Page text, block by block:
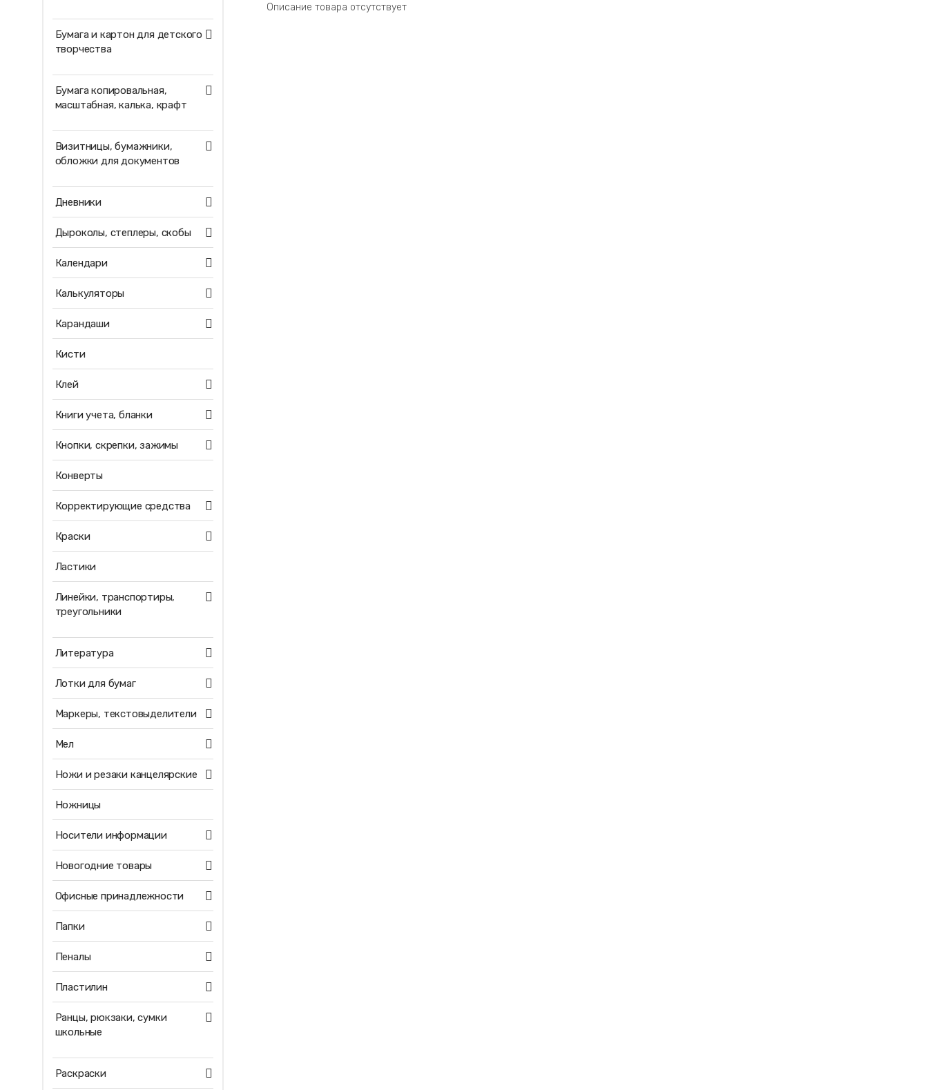
Описание товара отсутствует
Бумага и картон для детского
творчества
Бумага копировальная,
масштабная, калька, крафт
Визитницы, бумажники,
обложки для документов
Дневники
Дыроколы, степлеры, скобы
Календари
Калькуляторы
Карандаши
Кисти
Клей
Книги учета, бланки
Кнопки, скрепки, зажимы
Конверты
Корректирующие средства
Краски
Ластики
Линейки, транспортиры,
треугольники
Литература
Лотки для бумаг
Маркеры, текстовыделители
Мел
Ножи и резаки канцелярские
Ножницы
Носители информации
Новогодние товары
Офисные принадлежности
Папки
Пеналы
Пластилин
Ранцы, рюкзаки, сумки
школьные
Раскраски